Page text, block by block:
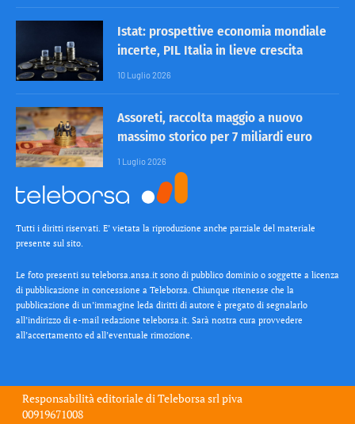
Istat: prospettive economia mondiale
incerte, PIL Italia in lieve crescita
10 Luglio 2026
Assoreti, raccolta maggio a nuovo
massimo storico per 7 miliardi euro
1 Luglio 2026
Tutti i diritti riservati. E’ vietata la riproduzione anche parziale del materiale
presente sul sito.
Le foto presenti su teleborsa.ansa.it sono di pubblico dominio o soggette a licenza
di pubblicazione in concessione a Teleborsa. Chiunque ritenesse che la
pubblicazione di un’immagine leda diritti di autore è pregato di segnalarlo
all’indirizzo di e-mail redazione teleborsa.it. Sarà nostra cura provvedere
all’accertamento ed all’eventuale rimozione.
Responsabilità editoriale diTeleborsa srlpiva
00919671008